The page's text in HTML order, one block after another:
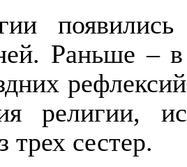
Раньше –
религии,
трех сестер.